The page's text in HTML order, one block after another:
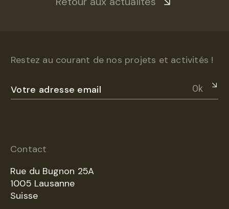
Restez au courant de nos projets et activités !
Ok
Contact
Rue du Bugnon 25A
1005 Lausanne
Suisse